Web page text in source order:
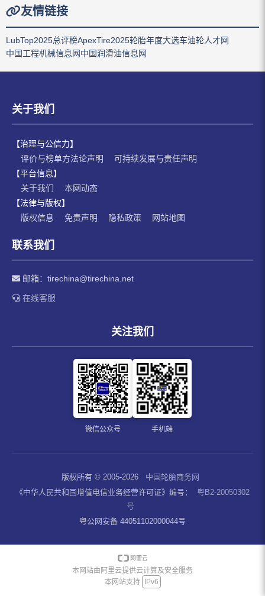
友情链接
LubTop2025总评榜ApexTire2025轮胎年度大选车油轮人才网
中国工程机械信息网中国润滑油信息网
关于我们
【治理与公信力】
评价与榜单方法论声明
可持续发展与责任声明
【平台信息】
关于我们
本网动态
【法律与版权】
版权信息
免责声明 隐私政策 网站地图
联系我们
邮箱： tirechina@tirechina.net
在线客服
关注我们
微信公众号 手机端
版权所有 © 2005-2026
中国轮胎商务网
《中华人民共和国增值电信业务经营许可证》编号：
粤B2-20050302
号
粤公网安备 44051102000044号
本网站由阿里云提供云计算及安全服务
本网站支持 IPv6